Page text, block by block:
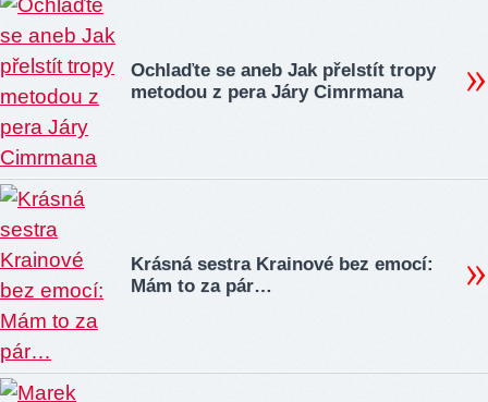
Ochlaďte se aneb Jak přelstít tropy
metodou z pera Járy Cimrmana
Krásná sestra Krainové bez emocí:
Mám to za pár…